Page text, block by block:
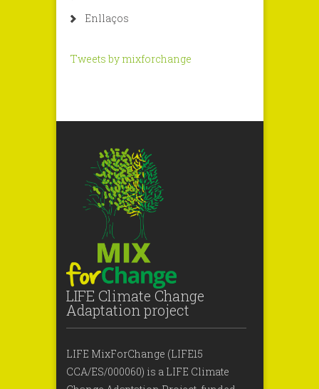
Enllaços
Tweets by mixforchange
LIFE Climate Change
Adaptation project
LIFE MixForChange (LIFE15
CCA/ES/000060) is a LIFE Climate